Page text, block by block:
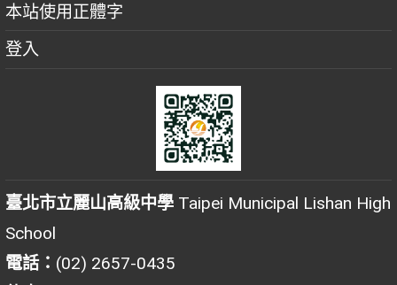
本站使用正體字
登入
臺北市立麗山高級中學 Taipei Municipal Lishan High
School
電話： (02) 2657-0435